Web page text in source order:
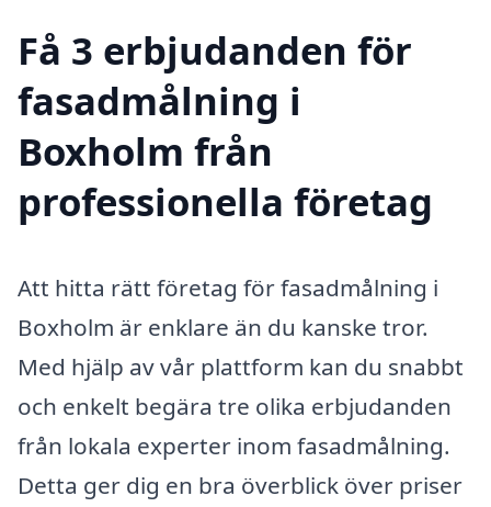
Få 3 erbjudanden för
fasadmålning i
Boxholm från
professionella företag
Att hitta rätt företag för fasadmålning i
Boxholm är enklare än du kanske tror.
Med hjälp av vår plattform kan du snabbt
och enkelt begära tre olika erbjudanden
från lokala experter inom fasadmålning.
Detta ger dig en bra överblick över priser